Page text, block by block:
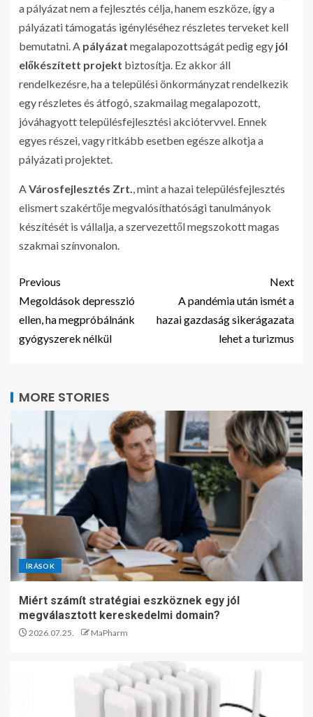
a pályázat nem a fejlesztés célja, hanem eszköze, így a
pályázati támogatás igényléséhez részletes terveket kell
bemutatni. A pályázat megalapozottságát pedig egy jól
előkészített projekt biztosítja. Ez akkor áll
rendelkezésre, ha a települési önkormányzat rendelkezik
egy részletes és átfogó, szakmailag megalapozott,
jóváhagyott településfejlesztési akciótervvel. Ennek
egyes részei, vagy ritkább esetben egésze alkotja a
pályázati projektet.
A Városfejlesztés Zrt. , mint a hazai településfejlesztés
elismert szakértője megvalósíthatósági tanulmányok
készítését is vállalja, a szervezettől megszokott magas
szakmai színvonalon.
Previous
Megoldások depresszió
ellen, ha megpróbálnánk
gyógyszerek nélkül
Next
A pandémia után ismét a
hazai gazdaság sikerágazata
lehet a turizmus
MORE STORIES
ÍRÁSOK
Miért számít stratégiai eszköznek egy jól
megválasztott kereskedelmi domain?
2026.07.25. MaPharm